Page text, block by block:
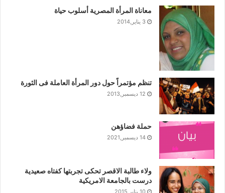
معاناة المرأة المصرية أسلوب حياة
3 يناير,2014
تنظم مؤتمراً حول دور المرأة العاملة فى الثورة
12 ديسمبر,2013
حملة فضاؤهن
14 ديسمبر,2021
ولاء طالبة الاقصر تحكى تجربتها كفتاه صعيدية
درست بالجامعة الامريكية
10 يناير,2015